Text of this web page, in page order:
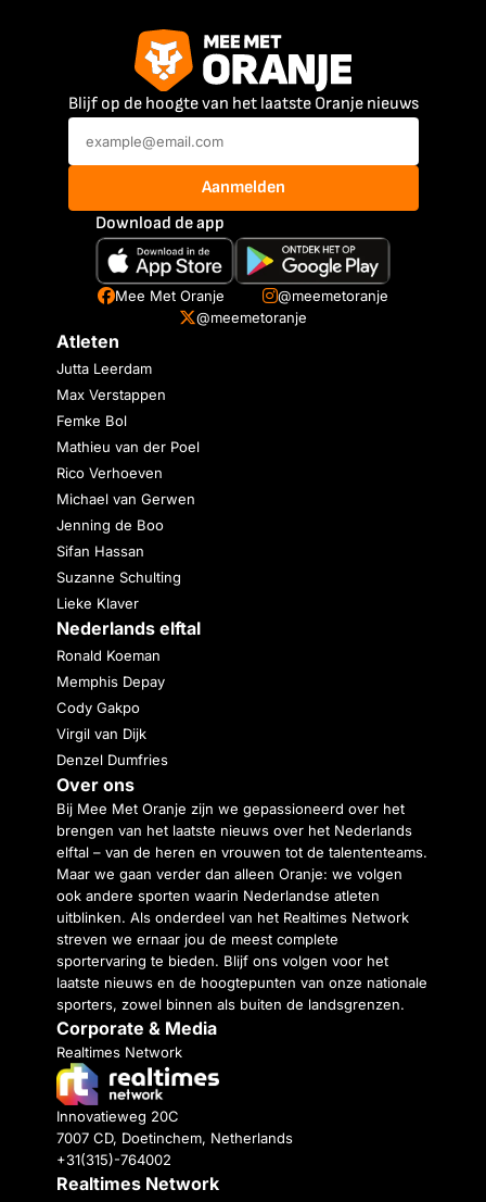
Blijf op de hoogte van het laatste Oranje nieuws
Aanmelden
Download de app
Mee Met Oranje
@meemetoranje
@meemetoranje
Atleten
Jutta Leerdam
Max Verstappen
Femke Bol
Mathieu van der Poel
Rico Verhoeven
Michael van Gerwen
Jenning de Boo
Sifan Hassan
Suzanne Schulting
Lieke Klaver
Nederlands elftal
Ronald Koeman
Memphis Depay
Cody Gakpo
Virgil van Dijk
Denzel Dumfries
Over ons
Bij Mee Met Oranje zijn we gepassioneerd over het
brengen van het laatste nieuws over het Nederlands
elftal – van de heren en vrouwen tot de talententeams.
Maar we gaan verder dan alleen Oranje: we volgen
ook andere sporten waarin Nederlandse atleten
uitblinken. Als onderdeel van het Realtimes Network
streven we ernaar jou de meest complete
sportervaring te bieden. Blijf ons volgen voor het
laatste nieuws en de hoogtepunten van onze nationale
sporters, zowel binnen als buiten de landsgrenzen.
Corporate & Media
Realtimes Network
Innovatieweg 20C
7007 CD, Doetinchem, Netherlands
+31(315)-764002
Realtimes Network